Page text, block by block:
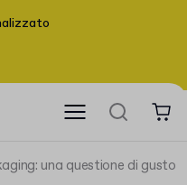
una questione di gusto